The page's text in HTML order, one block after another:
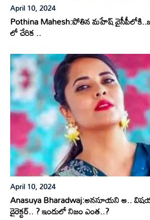
April 10, 2024
Pothina Mahesh:పోతిన మహేష్
లో చేరిక ..
April 10, 2024
Anasuya Bharadwaj:అనసూయని ఆ..
డైరెక్టర్.. ? ఇందులో నిజం ఎంత..?